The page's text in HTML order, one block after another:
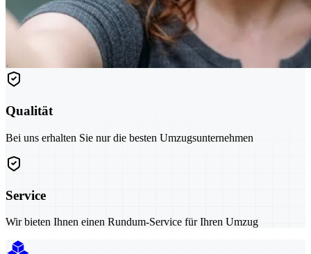
Qualität
Bei uns erhalten Sie nur die besten Umzugsunternehmen
Service
Wir bieten Ihnen einen Rundum-Service für Ihren Umzug